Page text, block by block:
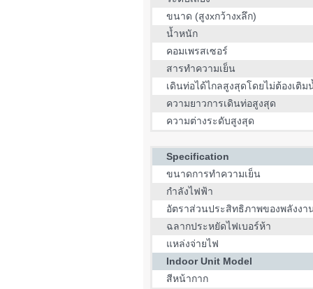
ขนาด (สูงxกว้างxลึก)
น้ำหนัก
คอมเพรสเซอร์
สารทำความเย็น
เดินท่อได้ไกลสูงสุดโดยไม่ต้องเติม
ความยาวการเดินท่อสูงสุด
ความต่างระดับสูงสุด
Specification
ขนาดการทำความเย็น
กำลังไฟฟ้า
อัตราส่วนประสิทธิภาพของพลังงา
ฉลากประหยัดไฟเบอร์ห้า
แหล่งจ่ายไฟ
Indoor Unit Model
สีหน้ากาก